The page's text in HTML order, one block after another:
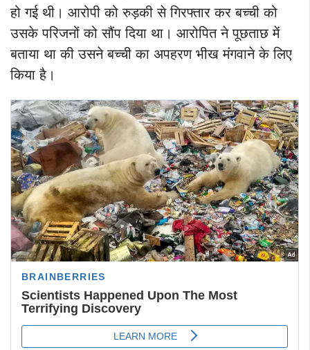
हो गई थी। आरोपी को रुड़की से गिरफ्तार कर बच्ची को
उसके परिजनों को सौंप दिया था। आरोपित ने पूछताछ में
बताया था की उसने बच्ची का अपहरण भीख मंगवाने के लिए
किया है।